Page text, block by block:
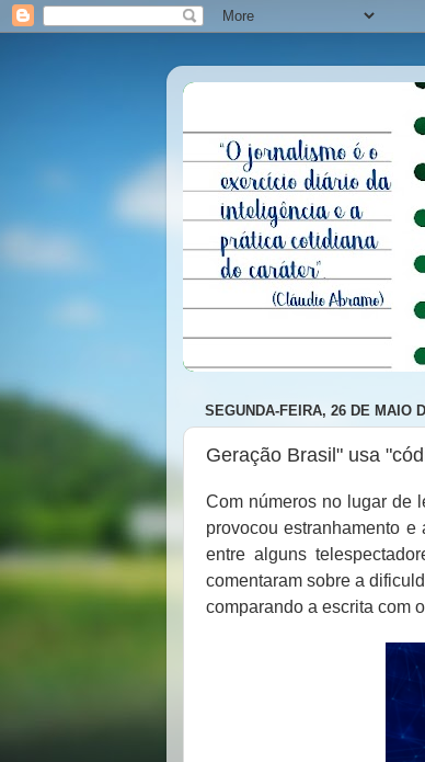
SEGUNDA-FEIRA, 26 DE MAIO
Geração Brasil" usa
Com números no lugar de
provocou estranhamento
entre alguns
comentaram sobre a
comparando a escrita com